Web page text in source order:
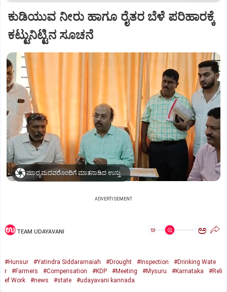
ಕುಡಿಯುವ ನೀರು ಹಾಗೂ ರೈತರ ಬೆಳೆ ಪರಿಹಾರಕ್ಕೆ
ಕಟ್ಟುನಿಟ್ಟಿನ ಸೂಚನೆ
ಮಾಧ್ಯಮದವರೊಂದಿಗೆ ಮಾತನಾಡಿದ ಉಸ್ತುವಾರಿ ಸಚಿವ ಡಾ. ಯತೀಂದ್ರ ಸಿದ್ದರಾಮಯ್ಯ
ADVERTISEMENT
TEAM UDAYAVANI ಅ ಅ
#Hunsur #Yatindra Siddaramaiah #Drought #Inspection
#Drinking Wate
r
#Farmers #Compensation #KDP #Meeting #Mysuru #Karnataka
#Reli
ef Work
#news #state #udayavani kannada